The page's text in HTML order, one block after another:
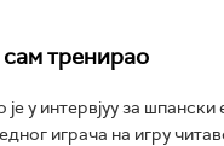
тренирао
у интервјуу за шпански
играча на игру